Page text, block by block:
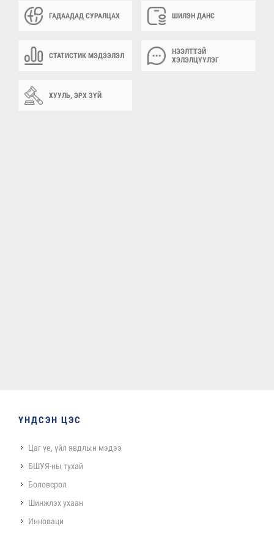
ГАДААДАД СУРАЛЦАХ ШИЛЭН ДАНС
СТАТИСТИК МЭДЭЭЛЭЛ
НЭЭЛТТЭЙ
ХЭЛЭЛЦҮҮЛЭГ
ХУУЛЬ, ЭРХ ЗҮЙ
ҮНДСЭН ЦЭС
Цаг үе, үйл явдлын мэдээ
БШУЯ-ны тухай
Боловсрол
Шинжлэх ухаан
Инноваци